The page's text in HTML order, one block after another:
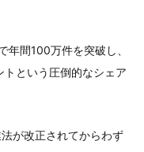
年間100万件を突破し、
という圧倒的なシェア
が改正されてからわず